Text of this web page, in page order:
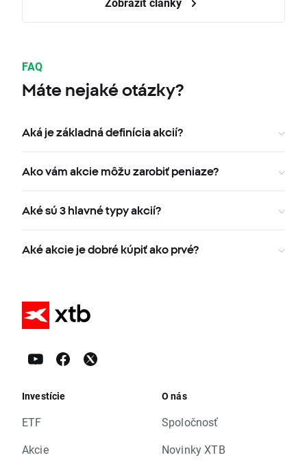
FAQ
Máte nejaké otázky?
Aká je základná definícia akcií?
Ako vám akcie môžu zarobiť peniaze?
Aké sú 3 hlavné typy akcií?
Aké akcie je dobré kúpiť ako prvé?
Investície
ETF
Akcie
O nás
Spoločnosť
Novinky XTB